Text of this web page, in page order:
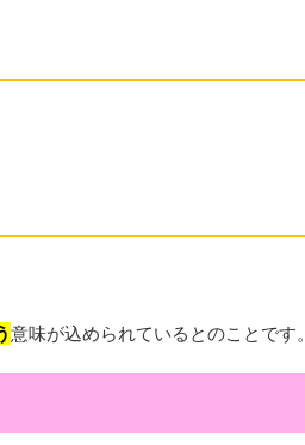
意味が込められているとのことです。